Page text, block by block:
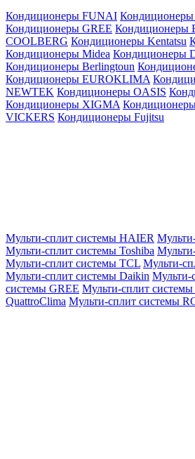
Кондиционеры FUNAI
Кондиционеры GREE Кондиционеры
СOOLBERG Кондиционеры Kentatsu
Кондиционеры Midea Кондиционеры
Кондиционеры Berlingtoun
Кондиционеры EUROKLIMA
NEWTEK Кондиционеры OASIS
Кондиционеры XIGMA
VICKERS Кондиционеры Fujitsu
Мульти-сплит системы HAIER
Мульти-сплит системы Toshiba
Мульти-сплит системы TCL Мульти-
Мульти-сплит системы Daikin Мульти-
системы GREE Мульти-сплит
QuattroClima Мульти-сплит системы